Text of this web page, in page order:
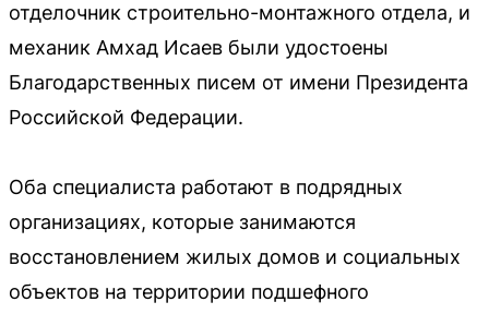
отделочник строительно-монтажного отдела, и
механик Амхад Исаев были удостоены
Благодарственных писем от имени Президента
Российской Федерации.
Оба специалиста работают в подрядных
организациях, которые занимаются
восстановлением жилых домов и социальных
объектов на территории подшефного